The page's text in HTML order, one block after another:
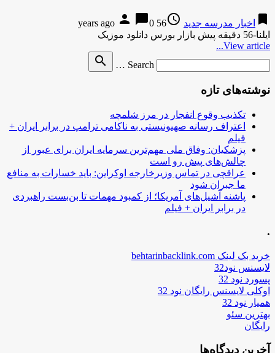
bookmark اخبار مدرسه جدید access_time
56 years ago
person chat_bubble0
ایلنا-56 دقیقه پیش بازار بورس دانلود موزیک
View article...
Search …
search
نوشته‌های تازه
تکذیب وقوع انفجار در مرز شلمچه
اعتراف رسانه صهیونیستی به ناکامی ترامپ در برابر ایران +
فیلم
پزشکیان: وفاق ملی مهم‌ترین سرمایه ایران برای عبور از
چالش‌های پیش رو است
عراقچی در تماس وزیرخارجه اوکراین: باید خسارات به منافع
ما جبران شود
پاشنه آشیل‌های آمریکا؛ از کمبود مهمات تا بن‌بست راهبردی
در برابر ایران + فیلم
.
خرید بک لینک behtarinbacklink.com
لایسنس نود32
پسورد نود 32
اوکلی لایسنس رایگان نود 32
همیار نود 32
بهترین سئو
رایگان
آخرین دیدگاه‌ها